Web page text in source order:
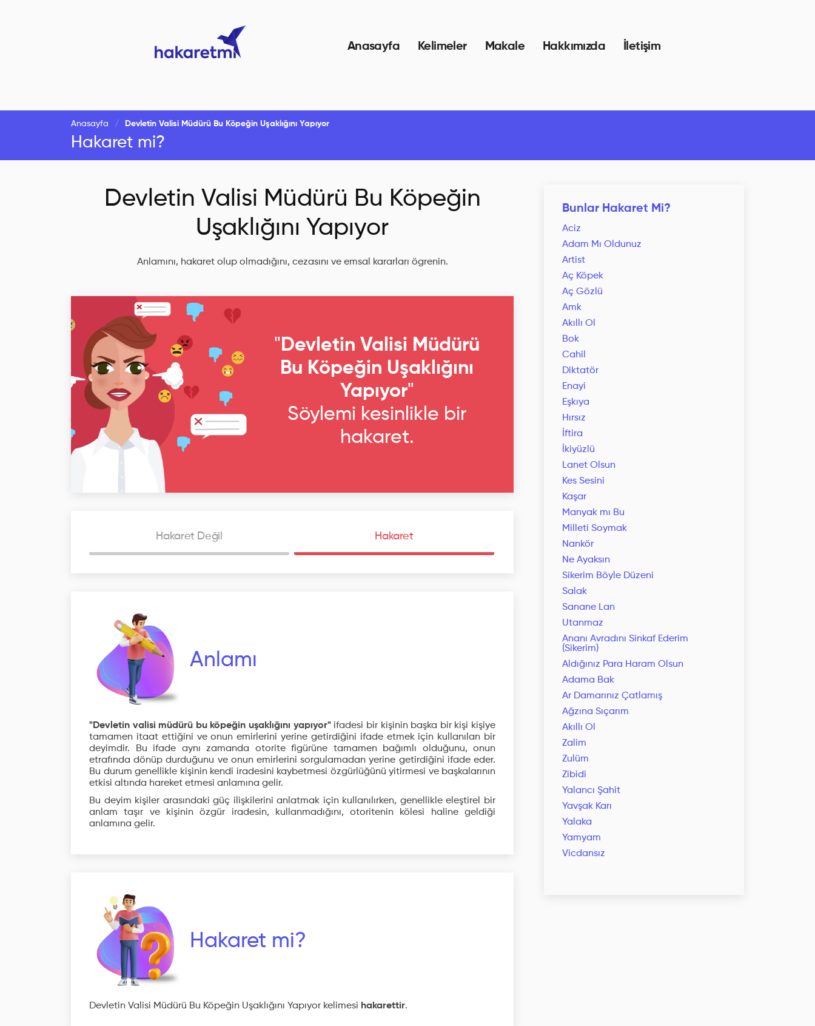
Anasayfa Kelimeler Makale Hakkımızda İletişim
Anasayfa Devletin Valisi Müdürü Bu Köpeğin Uşaklığını Yapıyor
Hakaret mi?
Devletin Valisi Müdürü Bu Köpeğin
Uşaklığını Yapıyor
Anlamını, hakaret olup olmadığını, cezasını ve emsal kararları ögrenin.
" Devletin Valisi Müdürü
Bu Köpeğin Uşaklığını
Yapıyor"
Söylemi kesinlikle bir
hakaret.
Hakaret Değil Hakaret
Anlamı
"Devletin valisi müdürü bu köpeğin uşaklığını yapıyor"ifadesi bir kişinin başka bir kişi kişiye
tamamen itaat ettiğini ve onun emirlerini yerine getirdiğini ifade etmek için kullanılan bir
deyimdir. Bu ifade aynı zamanda otorite figürüne tamamen bağımlı olduğunu, onun
etrafında dönüp durduğunu ve onun emirlerini sorgulamadan yerine getirdiğini ifade eder.
Bu durum genellikle kişinin kendi iradesini kaybetmesi özgürlüğünü yitirmesi ve başkalarının
etkisi altında hareket etmesi anlamına gelir.
Bu deyim kişiler arasındaki güç ilişkilerini anlatmak için kullanılırken, genellikle eleştirel bir
anlam taşır ve kişinin özgür iradesin, kullanmadığını, otoritenin kölesi haline geldiği
anlamına gelir.
Hakaret mi?
Devletin Valisi Müdürü Bu Köpeğin Uşaklığını Yapıyor kelimesi hakarettir.
Bunlar Hakaret Mi?
Aciz
Adam Mı Oldunuz
Artist
Aç Köpek
Aç Gözlü
Amk
Akıllı Ol
Bok
Cahil
Diktatör
Enayi
Eşkıya
Hırsız
İftira
İkiyüzlü
Lanet Olsun
Kes Sesini
Kaşar
Manyak mı Bu
Milleti Soymak
Nankör
Ne Ayaksın
Sikerim Böyle Düzeni
Salak
Sanane Lan
Utanmaz
Ananı Avradını Sinkaf Ederim
(Sikerim)
Aldığınız Para Haram Olsun
Adama Bak
Ar Damarınız Çatlamış
Ağzına Sıçarım
Akıllı Ol
Zalim
Zulüm
Zibidi
Yalancı Şahit
Yavşak Karı
Yalaka
Yamyam
Vicdansız